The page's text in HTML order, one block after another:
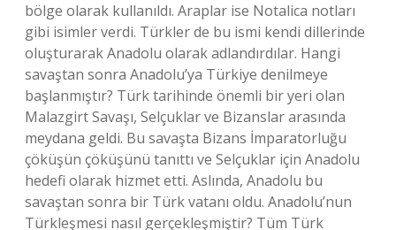
bölge olarak kullanıldı. Araplar ise Notalica notları
gibi isimler verdi. Türkler de bu ismi kendi dillerinde
oluşturarak Anadolu olarak adlandırdılar. Hangi
savaştan sonra Anadolu’ya Türkiye denilmeye
başlanmıştır? Türk tarihinde önemli bir yeri olan
Malazgirt Savaşı, Selçuklar ve Bizanslar arasında
meydana geldi. Bu savaşta Bizans İmparatorluğu
çöküşün çöküşünü tanıttı ve Selçuklar için Anadolu
hedefi olarak hizmet etti. Aslında, Anadolu bu
savaştan sonra bir Türk vatanı oldu. Anadolu’nun
Türkleşmesi nasıl gerçekleşmiştir? Tüm Türk